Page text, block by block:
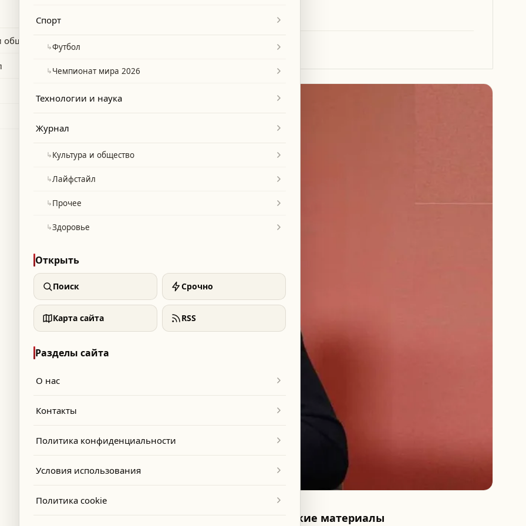
отношении к египетской сборной.
Похожие материалы
Спорт
↳Футбол
↳Чемпионат мира 2026
Технологии и наука
Журнал
↳Культура и общество
↳Лайфстайл
↳Прочее
↳Здоровье
Открыть
Поиск Срочно
Карта сайта RSS
Разделы сайта
О нас
Контакты
Политика конфиденциальности
Условия использования
Политика cookie